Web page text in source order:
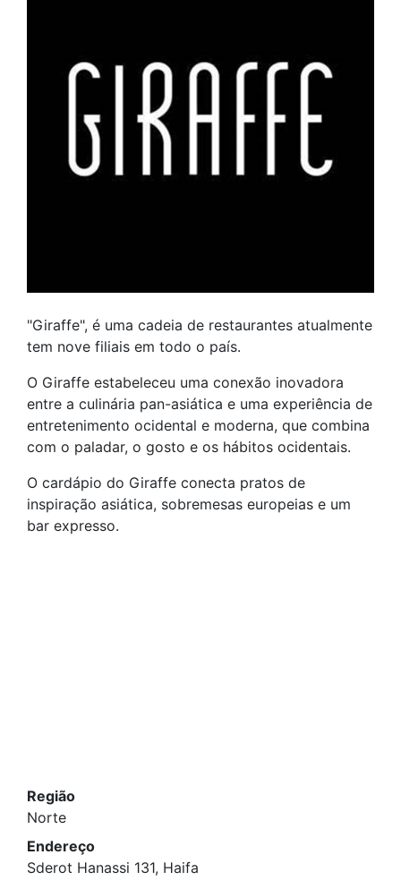
"Giraffe", é uma cadeia de restaurantes atualmente
tem nove filiais em todo o país.
O Giraffe estabeleceu uma conexão inovadora
entre a culinária pan-asiática e uma experiência de
entretenimento ocidental e moderna, que combina
com o paladar, o gosto e os hábitos ocidentais.
O cardápio do Giraffe conecta pratos de
inspiração asiática, sobremesas europeias e um
bar expresso.
Região
Norte
Endereço
Sderot Hanassi 131, Haifa